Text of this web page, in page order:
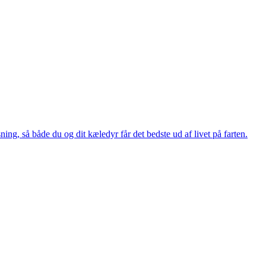
så både du og dit kæledyr får det bedste ud af livet på farten.